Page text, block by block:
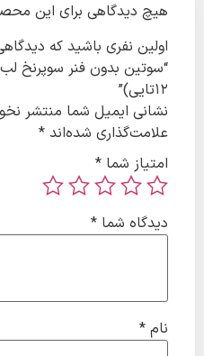
هیچ دیدگاهی برای این
اولین نفری باشید که دیدگاهی
“سوتین بدون فنر سوپرنخ لب
نشانی ایمیل شما منتشر
علامت‌گذاری شده‌اند*
امتیاز شما*
دیدگاه شما*
*